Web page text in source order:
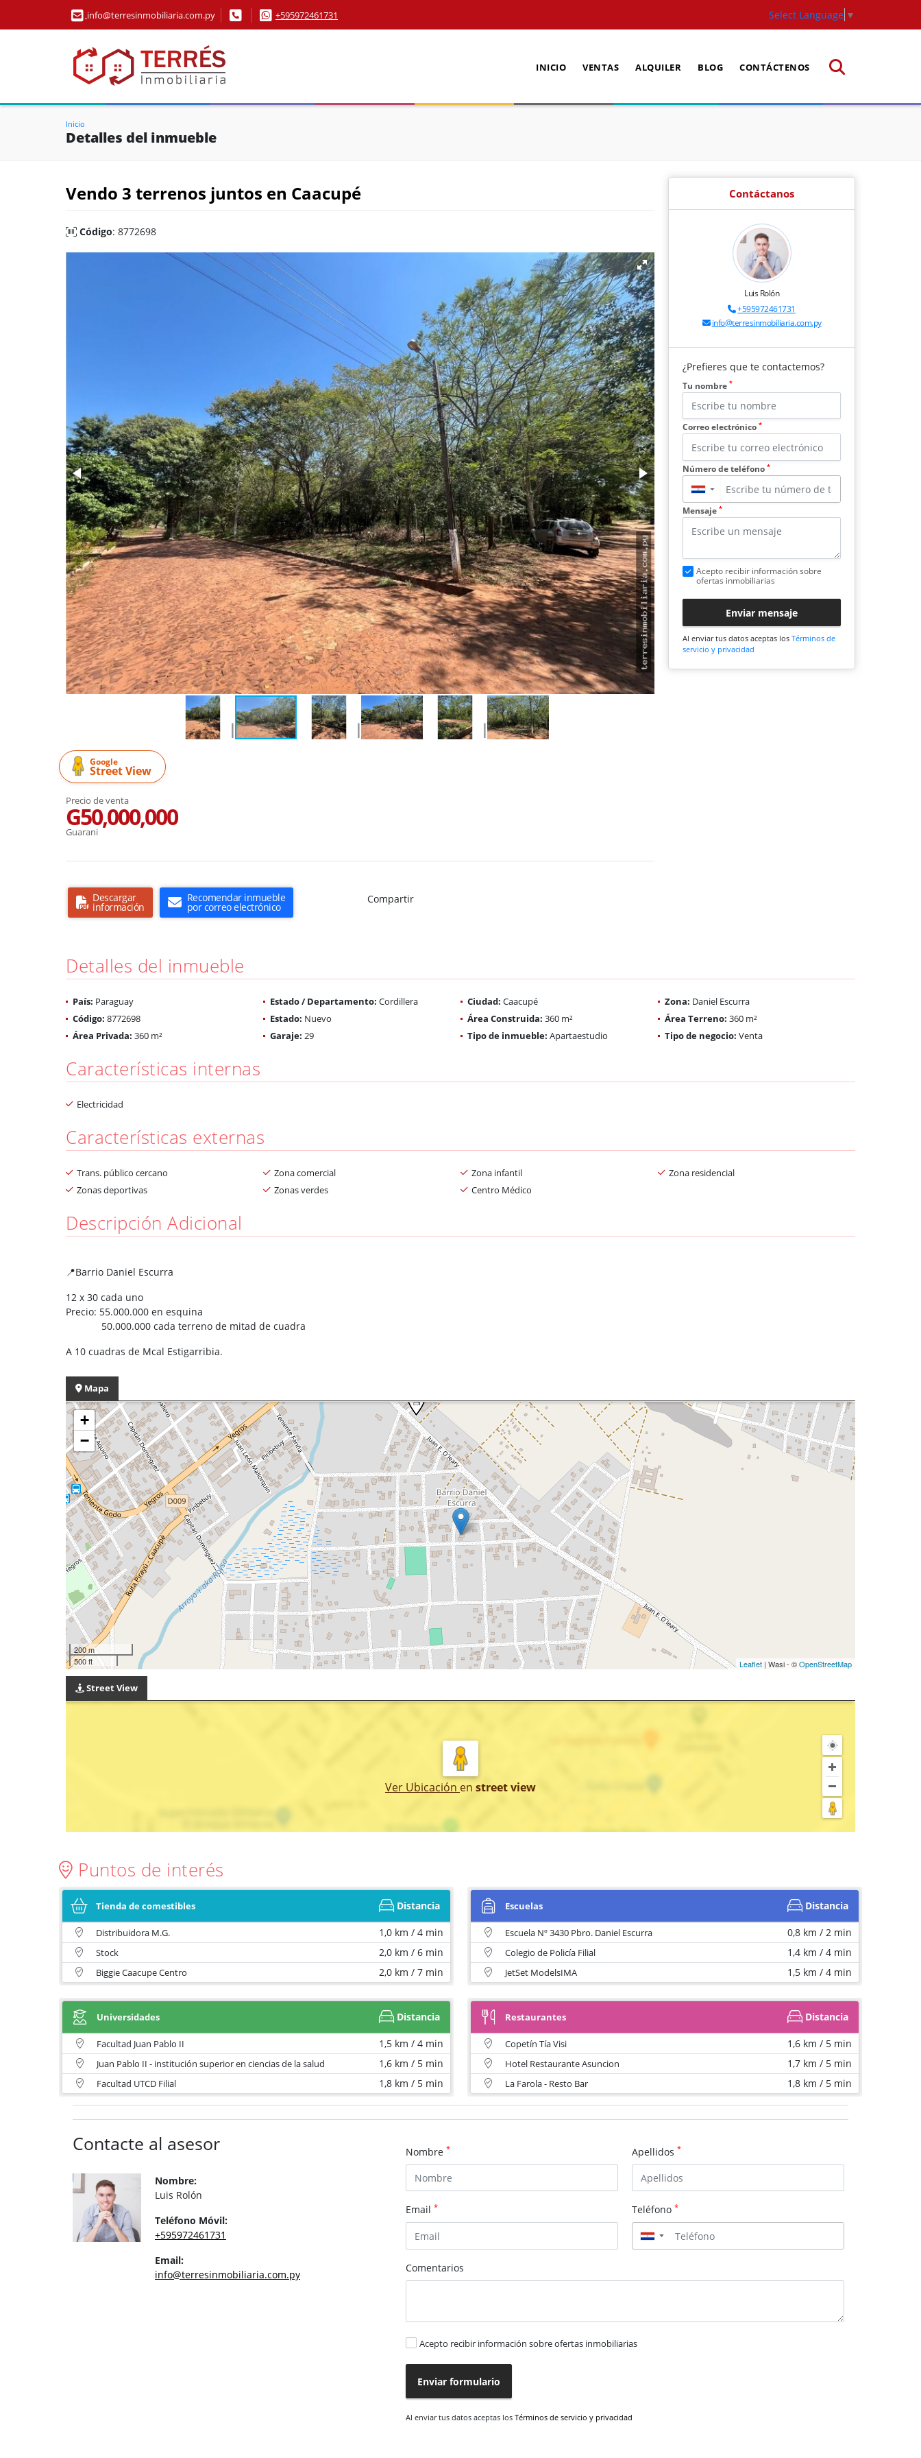
info@terresinmobiliaria.com.py +595972461731 Select Language ▼
INICIO VENTAS ALQUILER BLOG CONTÁCTENOS
Inicio
Detalles del inmueble
Vendo 3 terrenos juntos en Caacupé
Código: 8772698
Google
Street View
Precio de venta
G50,000,000
Guarani
Descargar
información
Recomendar inmueble
por correo electrónico
Compartir
Contáctanos
Luis Rolón
+595972461731
info@terresinmobiliaria.com.py
¿Prefieres que te contactemos?
Tu nombre *
Correo electrónico *
Número de teléfono *
▼
Mensaje *
Acepto recibir información sobre
ofertas inmobiliarias
Enviar mensaje
Al enviar tus datos aceptas los Términos de
servicio y privacidad
Detalles del inmueble
País: Paraguay Estado / Departamento: Cordillera Ciudad: Caacupé Zona: Daniel Escurra
Código: 8772698 Estado: Nuevo Área Construida: 360 m² Área Terreno: 360 m²
Área Privada: 360 m² Garaje: 29 Tipo de inmueble: Apartaestudio Tipo de negocio: Venta
Características internas
Electricidad
Características externas
Trans. público cercano Zona comercial Zona infantil
Zona residencial
Zonas deportivas
Zonas verdes Centro Médico
Descripción Adicional
📍Barrio Daniel Escurra
12 x 30 cada uno
Precio: 55.000.000 en esquina
50.000.000 cada terreno de mitad de cuadra
A 10 cuadras de Mcal Estigarribia.
Mapa
+
−
200 m
500 ft
Leaflet | Wasi - ©OpenStreetMap
Street View
Ver Ubicación en street view
Puntos de interés
Tienda de comestibles Distancia
Distribuidora M.G. 1,0 km / 4 min
Stock 2,0 km / 6 min
Biggie Caacupe Centro 2,0 km / 7 min
Escuelas Distancia
Escuela Nº 3430 Pbro. Daniel Escurra 0,8 km / 2 min
Colegio de Policía Filial 1,4 km / 4 min
JetSet ModelsIMA 1,5 km / 4 min
Universidades Distancia
Facultad Juan Pablo II 1,5 km / 4 min
Juan Pablo II - institución superior en ciencias de la salud 1,6 km / 5 min
Facultad UTCD Filial 1,8 km / 5 min
Restaurantes Distancia
Copetín Tía Visi 1,6 km / 5 min
Hotel Restaurante Asuncion 1,7 km / 5 min
La Farola - Resto Bar 1,8 km / 5 min
Contacte al asesor
Nombre:
Luis Rolón
Teléfono Móvil:
+595972461731
Email:
info@terresinmobiliaria.com.py
Nombre * Apellidos *
Email * Teléfono *
▼
Comentarios
Acepto recibir información sobre ofertas inmobiliarias
Enviar formulario
Al enviar tus datos aceptas los Términos de servicio y privacidad